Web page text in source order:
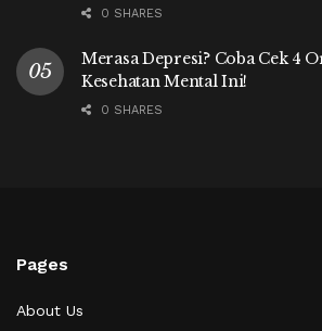
0 SHARES
Merasa Depresi? Coba Cek 4
Kesehatan Mental Ini!
0 SHARES
Pages
About Us